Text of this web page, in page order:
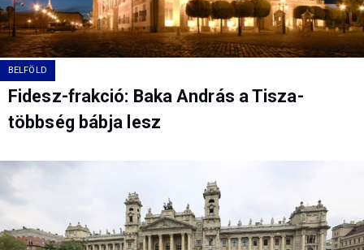
BELFÖLD
Fidesz-frakció: Baka András a Tisza-
többség bábja lesz